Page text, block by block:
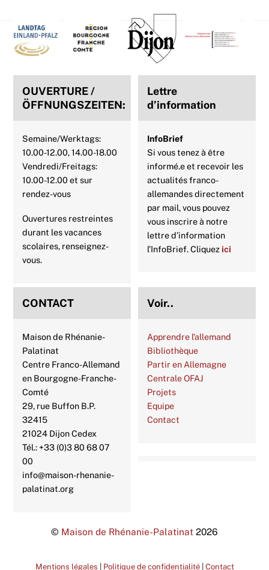
o
k
t
e
r e
s
s
A
p
p
I
n
Back
To
Top
OUVERTURE /
ÖFFNUNGSZEITEN:
Semaine/Werktags:
10.00-12.00, 14.00-18.00
Vendredi/Freitags:
10.00-12.00 et sur
rendez-vous
Ouvertures restreintes
durant les vacances
scolaires, renseignez-
vous.
Lettre
d’information
InfoBrief
Si vous tenez à être
informé.e et recevoir les
actualités franco-
allemandes directement
par mail, vous pouvez
vous inscrire à notre
lettre d’information
l’InfoBrief. Cliquezici
CONTACT
Maison de Rhénanie-
Palatinat
Centre Franco-Allemand
en Bourgogne-Franche-
Comté
29, rue Buffon B.P.
32415
21024 Dijon Cedex
Tél.: +33 (0)3 80 68 07
00
info@maison-rhenanie-
palatinat.org
Voir..
Apprendre l’allemand
Bibliothèque
Partir en Allemagne
Centrale OFAJ
Projets
Equipe
Contact
© Maison de Rhénanie-Palatinat 2026
Mentions légales | Politique de confidentialité| Contact